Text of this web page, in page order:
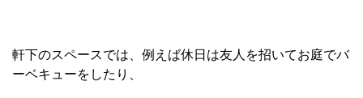
軒下のスペースでは、例えば休日は友人を招いてお庭でバ
ーベキューをしたり、